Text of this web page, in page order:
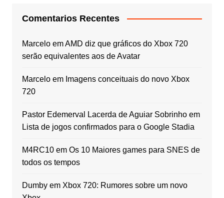
Comentarios Recentes
MarceloemAMD diz que gráficos do Xbox 720
serão equivalentes aos de Avatar
Marceloem Imagens conceituais do novo Xbox
720
Pastor Edemerval Lacerda de Aguiar Sobrinhoem
Lista de jogos confirmados para o Google Stadia
M4RC10em Os 10 Maiores games para SNES de
todos os tempos
Dumbyem Xbox 720: Rumores sobre um novo